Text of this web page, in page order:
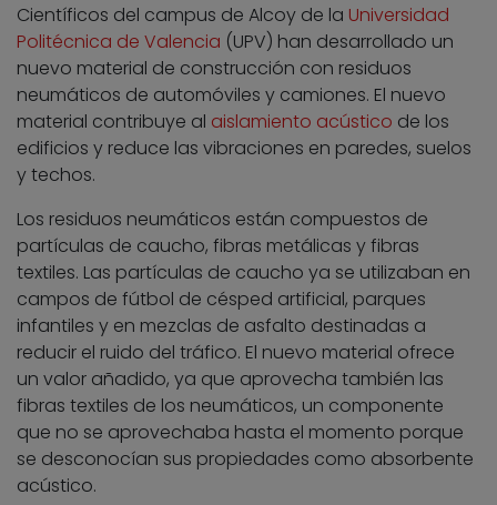
Científicos del campus de Alcoy de la Universidad
Politécnica de Valencia (UPV) han desarrollado un
nuevo material de construcción con residuos
neumáticos de automóviles y camiones. El nuevo
material contribuye al aislamiento acústico de los
edificios y reduce las vibraciones en paredes, suelos
y techos.
Los residuos neumáticos están compuestos de
partículas de caucho, fibras metálicas y fibras
textiles. Las partículas de caucho ya se utilizaban en
campos de fútbol de césped artificial, parques
infantiles y en mezclas de asfalto destinadas a
reducir el ruido del tráfico. El nuevo material ofrece
un valor añadido, ya que aprovecha también las
fibras textiles de los neumáticos, un componente
que no se aprovechaba hasta el momento porque
se desconocían sus propiedades como absorbente
acústico.